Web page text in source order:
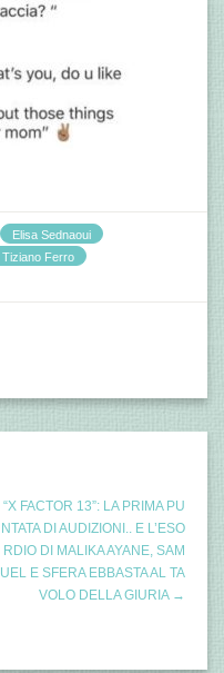
Elisa Sednaoui
Tiziano Ferro
“X FACTOR 13”: LA PRIMA PU
NTATA DI AUDIZIONI.. E L’ESO
RDIO DI MALIKA AYANE, SAM
UEL E SFERA EBBASTA AL TA
VOLO DELLA GIURIA →